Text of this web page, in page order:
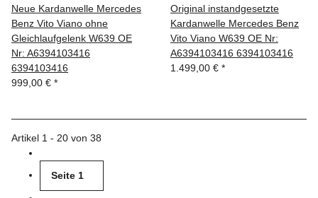
Neue Kardanwelle Mercedes
Benz Vito Viano ohne
Gleichlaufgelenk W639 OE
Nr: A6394103416
6394103416
999,00 € *
Original instandgesetzte
Kardanwelle Mercedes Benz
Vito Viano W639 OE Nr:
A6394103416 6394103416
1.499,00 € *
Artikel 1 - 20 von 38
Seite 1